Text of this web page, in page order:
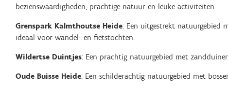
bezienswaardigheden, prachtige natuur en leuke activiteiten.
Grenspark Kalmthoutse Heide: Een uitgestrekt natuurgebied
ideaal voor wandel- en fietstochten.
Wildertse Duintjes: Een prachtig natuurgebied met
Oude Buisse Heide: Een schilderachtig natuurgebied met